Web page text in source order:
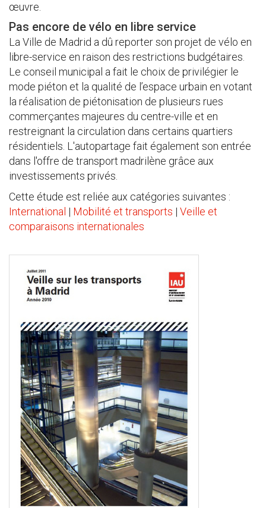
œuvre.
Pas encore de vélo en libre service
La Ville de Madrid a dû reporter son projet de vélo en
libre-service en raison des restrictions budgétaires.
Le conseil municipal a fait le choix de privilégier le
mode piéton et la qualité de l’espace urbain en votant
la réalisation de piétonisation de plusieurs rues
commerçantes majeures du centre-ville et en
restreignant la circulation dans certains quartiers
résidentiels. L'autopartage fait également son entrée
dans l'offre de transport madrilène grâce aux
investissements privés.
Cette étude est reliée aux catégories suivantes :
International | Mobilité et transports | Veille et
comparaisons internationales